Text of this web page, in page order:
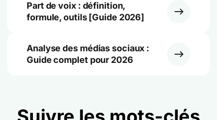
Part de voix : définition,
formule, outils [Guide 2026]
Analyse des médias sociaux :
Guide complet pour 2026